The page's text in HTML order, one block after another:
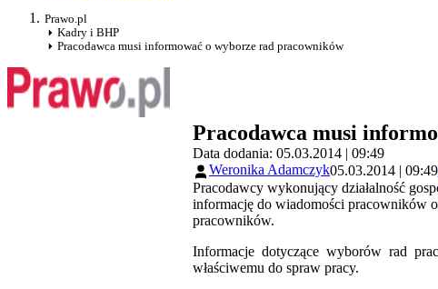
Prawo.pl
Kadry i BHP
Pracodawca musi informować o wyborze rad pracowników
Pracodawca musi
Data dodania: 05.03.2014 | 09:49
Weronika Adamczyk05.03.2014 | 09:49
Pracodawcy wykonujący działalność
informację do wiadomości pracowników
pracowników.
Informacje dotyczące wyborów rad
właściwemu do spraw pracy.